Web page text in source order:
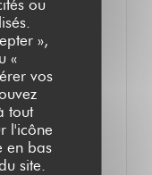
ou
»,
«
vos
tout
l'icône
en bas
site.